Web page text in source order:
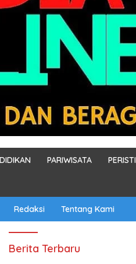
PARIWISATA
Redaksi Tentang Kami
Berita Terbaru